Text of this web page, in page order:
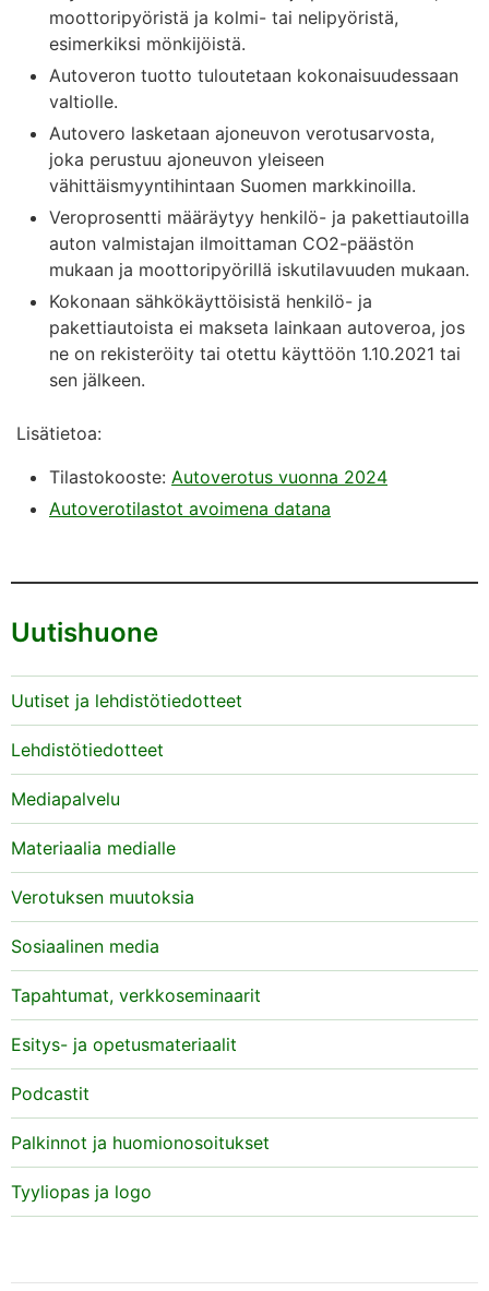
moottoripyöristä ja kolmi- tai nelipyöristä,
esimerkiksi mönkijöistä.
Autoveron tuotto tuloutetaan kokonaisuudessaan
valtiolle.
Autovero lasketaan ajoneuvon verotusarvosta,
joka perustuu ajoneuvon yleiseen
vähittäismyyntihintaan Suomen markkinoilla.
Veroprosentti määräytyy henkilö- ja pakettiautoilla
auton valmistajan ilmoittaman CO2-päästön
mukaan ja moottoripyörillä iskutilavuuden mukaan.
Kokonaan sähkökäyttöisistä henkilö- ja
pakettiautoista ei makseta lainkaan autoveroa, jos
ne on rekisteröity tai otettu käyttöön 1.10.2021 tai
sen jälkeen.
Lisätietoa:
Tilastokooste: Autoverotus vuonna 2024
Autoverotilastot avoimena datana
Uutishuone
Uutiset ja lehdistötiedotteet
Lehdistötiedotteet
Mediapalvelu
Materiaalia medialle
Verotuksen muutoksia
Sosiaalinen media
Tapahtumat, verkkoseminaarit
Esitys- ja opetusmateriaalit
Podcastit
Palkinnot ja huomionosoitukset
Tyyliopas ja logo